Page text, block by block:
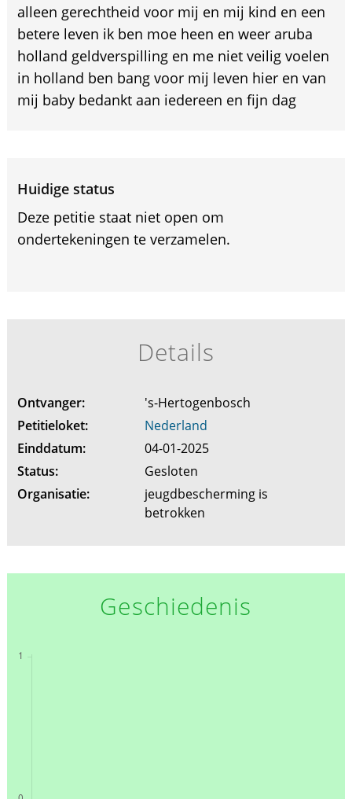
alleen gerechtheid voor mij en mij kind en een
betere leven ik ben moe heen en weer aruba
holland geldverspilling en me niet veilig voelen
in holland ben bang voor mij leven hier en van
mij baby bedankt aan iedereen en fijn dag
Huidige status
Deze petitie staat niet open om
ondertekeningen te verzamelen.
Details
Ontvanger:
's-Hertogenbosch
Petitieloket:
Nederland
Einddatum:
04-01-2025
Status:
Gesloten
Organisatie:
jeugdbescherming is
betrokken
Geschiedenis